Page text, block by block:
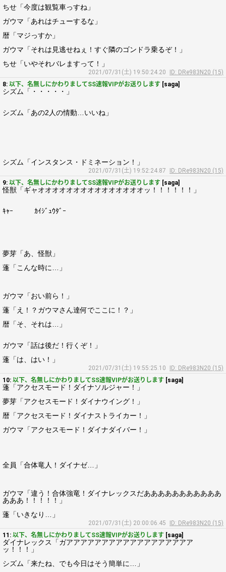
ちせ「今度は観覧車っすね」
ガウマ「あれはチューするな」
暦「マジっすか」
ガウマ「それは見逃せねぇ！すぐ隣のゴンドラ乗るぞ！」
ちせ「いやそれバレますって！」
2021/07/31(土) 19:50:24.20
ID: DRe983N20 (15)
8: 以下、名無しにかわりましてSS速報VIPがお送りします [saga]
シズム「・・・・・」
シズム「あの2人の情動…いいね」
シズム「インスタンス・ドミネーション！」
2021/07/31(土) 19:52:24.87
ID: DRe983N20 (15)
9: 以下、名無しにかわりましてSS速報VIPがお送りします [saga]
怪獣「ギャオオオオオオオオオオオオオオオッ！！！！！！」
ｷｬｰ ｶｲｼﾞｭｳﾀﾞｰ
夢芽「あ、怪獣」
蓬「こんな時に…」
ガウマ「おい前ら！」
蓬「え！？ガウマさん達何でここに！？」
暦「そ、それは…」
ガウマ「話は後だ！行くぞ！」
蓬「は、はい！」
2021/07/31(土) 19:55:25.10
ID: DRe983N20 (15)
10: 以下、名無しにかわりましてSS速報VIPがお送りします [saga]
蓬「アクセスモード！ダイナソルジャー！」
夢芽「アクセスモード！ダイナウイング！」
暦「アクセスモード！ダイナストライカー！」
ガウマ「アクセスモード！ダイナダイバー！」
全員「合体竜人！ダイナゼ…」
ガウマ「違う！合体強竜！ダイナレックスだあああああああああああ
あああ！！！！！」
蓬「いきなり…」
2021/07/31(土) 20:00:06.45
ID: DRe983N20 (15)
11: 以下、名無しにかわりましてSS速報VIPがお送りします [saga]
ダイナレックス「ガアアアアアアアアアアアアアアアアアア
ッ！！！」
シズム「来たね、でも今日はそう簡単に…」